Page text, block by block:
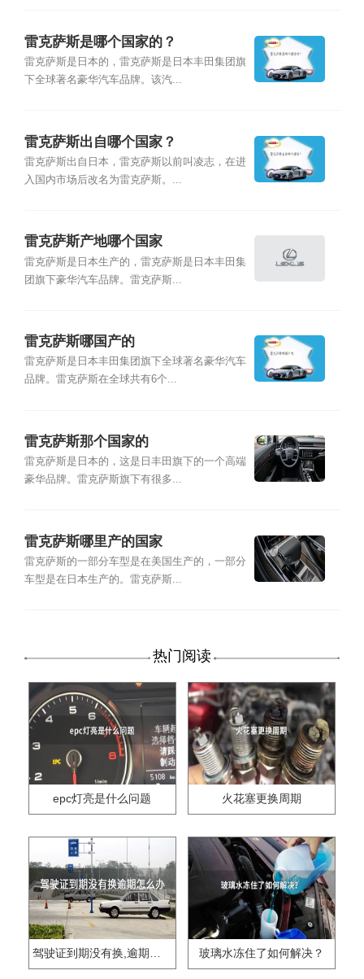
雷克萨斯是哪个国家的？
雷克萨斯是日本的，雷克萨斯是日本丰田集团旗
下全球著名豪华汽车品牌。该汽...
雷克萨斯出自哪个国家？
雷克萨斯出自日本，雷克萨斯以前叫凌志，在进
入国内市场后改名为雷克萨斯。...
雷克萨斯产地哪个国家
雷克萨斯是日本生产的，雷克萨斯是日本丰田集
团旗下豪华汽车品牌。雷克萨斯...
雷克萨斯哪国产的
雷克萨斯是日本丰田集团旗下全球著名豪华汽车
品牌。雷克萨斯在全球共有6个...
雷克萨斯那个国家的
雷克萨斯是日本的，这是日丰田旗下的一个高端
豪华品牌。雷克萨斯旗下有很多...
雷克萨斯哪里产的国家
雷克萨斯的一部分车型是在美国生产的，一部分
车型是在日本生产的。雷克萨斯...
热门阅读
epc灯亮是什么问题 火花塞更换周期
驾驶证到期没有换,逾期怎么办?? 玻璃水冻住了如何解决？